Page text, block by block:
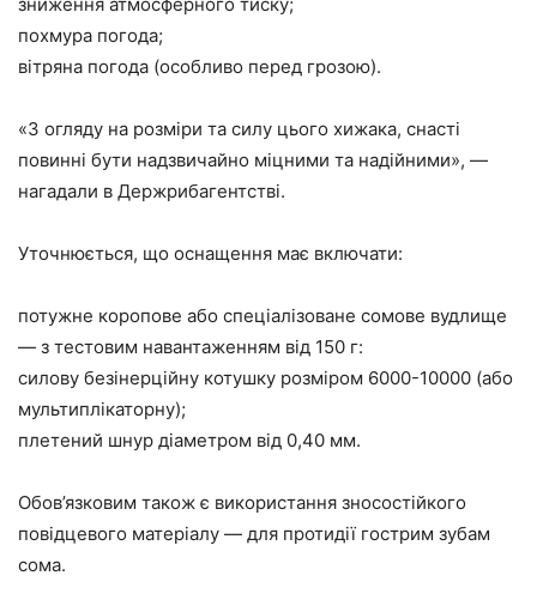
похмура погода;
вітряна погода (особливо перед грозою).
«З огляду на розміри та силу цього хижака, снасті
повинні бути надзвичайно міцними та надійними», —
нагадали в Держрибагентстві.
Уточнюється, що оснащення має включати:
потужне коропове або спеціалізоване сомове вудлище
— з тестовим навантаженням від 150 г:
силову безінерційну котушку розміром 6000-10000 (або
мультиплікаторну);
плетений шнур діаметром від 0,40 мм.
Обов’язковим також є використання зносостійкого
повідцевого матеріалу — для протидії гострим зубам
сома.